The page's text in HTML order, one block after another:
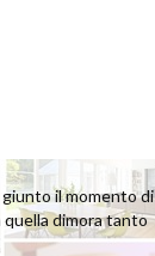
il momento di
quella dimora tanto